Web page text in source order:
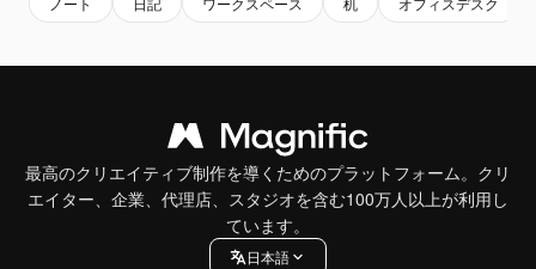
最高のクリエイティブ制作を導くためのプラットフォーム。クリ
エイター、企業、代理店、スタジオを含む100万人以上が利用し
ています。
日本語